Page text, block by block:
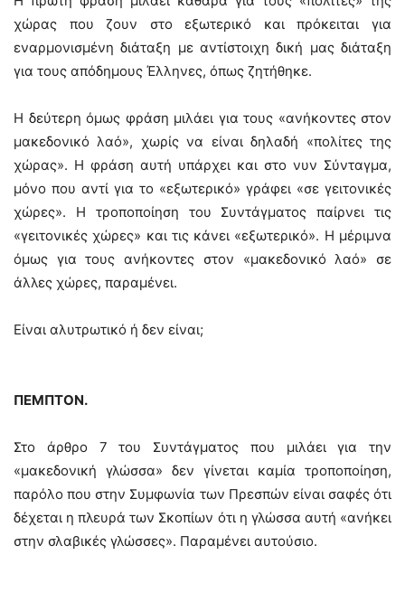
χώρας που ζουν στο εξωτερικό και πρόκειται για
εναρμονισμένη διάταξη με αντίστοιχη δική μας διάταξη
για τους απόδημους Έλληνες, όπως ζητήθηκε.
Η δεύτερη όμως φράση μιλάει για τους «ανήκοντες στον
μακεδονικό λαό», χωρίς να είναι δηλαδή «πολίτες της
χώρας». Η φράση αυτή υπάρχει και στο νυν Σύνταγμα,
μόνο που αντί για το «εξωτερικό» γράφει «σε γειτονικές
χώρες». Η τροποποίηση του Συντάγματος παίρνει τις
«γειτονικές χώρες» και τις κάνει «εξωτερικό». Η μέριμνα
όμως για τους ανήκοντες στον «μακεδονικό λαό» σε
άλλες χώρες, παραμένει.
Είναι αλυτρωτικό ή δεν είναι;
ΠΕΜΠΤΟΝ.
Στο άρθρο 7 του Συντάγματος που μιλάει για την
«μακεδονική γλώσσα» δεν γίνεται καμία τροποποίηση,
παρόλο που στην Συμφωνία των Πρεσπών είναι σαφές ότι
δέχεται η πλευρά των Σκοπίων ότι η γλώσσα αυτή «ανήκει
στην σλαβικές γλώσσες». Παραμένει αυτούσιο.